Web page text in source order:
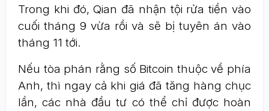
Trong khi đó, Qian đã nhận tội rửa tiền vào
cuối tháng 9 vừa rồi và sẽ bị tuyên án vào
tháng 11 tới.
Nếu tòa phán rằng số Bitcoin thuộc về phía
Anh, thì ngay cả khi giá đã tăng hàng chục
lần, các nhà đầu tư có thể chỉ được hoàn